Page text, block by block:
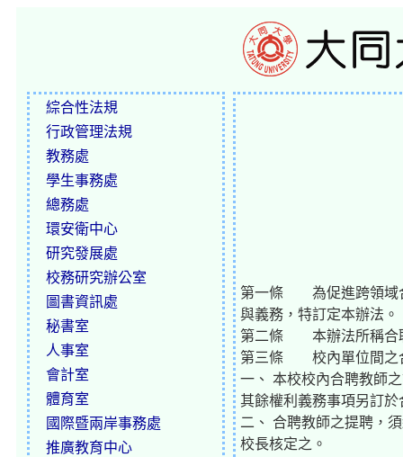
綜合性法規
行政管理法規
教務處
學生事務處
總務處
環安衛中心
研究發展處
校務研究辦公室
圖書資訊處
秘書室
人事室
會計室
體育室
國際暨兩岸事務處
推廣教育中心
第一條 為促進跨領域合
與義務，特訂定本辦法。
第二條 本辦法所稱合聘
第三條 校內單位間之
一、 本校校內合聘教師
其餘權利義務事項另訂於
二、 合聘教師之提聘，
校長核定之。